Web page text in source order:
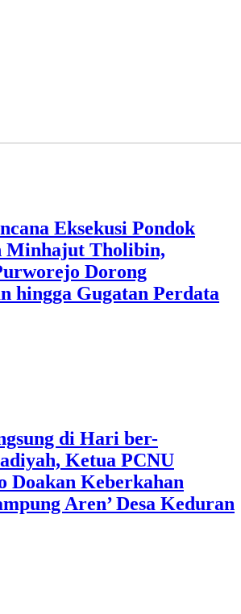
Eksekusi Pondok
Minhajut Tholibin,
Dorong
hingga Gugatan Perdata
di Hari ber-
Ketua PCNU
Doakan Keberkahan
Aren’ Desa Keduran